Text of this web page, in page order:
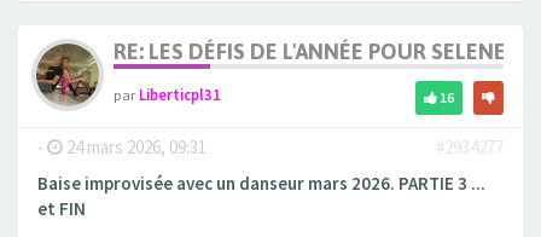
RE: LES DÉFIS DE L'ANNÉE POUR SELENE
parLiberticpl31 16
- 24 mars 2026, 09:31
#2934277
Baise improvisée avec un danseur mars 2026. PARTIE 3 ...
et FIN